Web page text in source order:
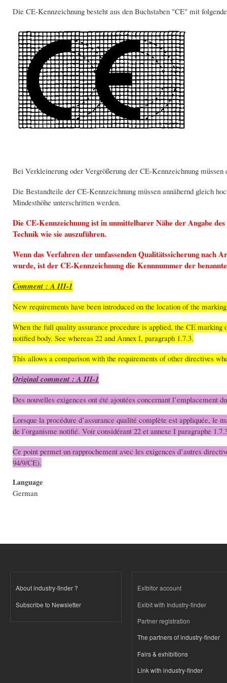
Die CE-Kennzeichnung besteht aus den Buchstaben "CE" mit
Bei Verkleinerung oder Vergrößerung der CE-Kennzeichnung
Die Bestandteile der CE-Kennzeichnung müssen annähernd gleich
Mindesthöhe unterschritten werden.
Die CE-Kennzeichnung ist in unmittelbarer Nähe der Angabe
Technik wie sie auszuführen.
Wenn das Verfahren der umfassenden Qualitätssicherung nach
wurde, ist der CE-Kennzeichnung die Kennnummer der
Comment : A III-1
New requirements have been introduced on the location of the
When the full quality assurance procedure is applied, the CE
notified body. See whereas 22 and Annex I, paragraph 1.7.3.
This allows a comparison with the requirements of other directives
Original comment : A III-1
Des nouvelles exigences ont été ajoutées concernant l’emplacement
Lorsque la procédure d’assurance qualité complète est appliquée, le
de l’organisme notifié. Voir considérant 22 et annexe I paragraphe
Ce point permet un rapprochement avec les exigences d’autres
94/9/CE).
Language
German
About industry-finder ?
Subscribe to Newsletter
Exibitor account
Exibit with Industry-finder
Partner registration
The partners of industry-finder
Fairs & exhibitions
Link with industry-finder